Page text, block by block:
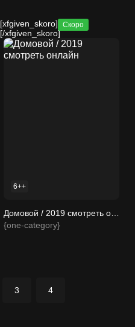
[xfgiven_skoro] Скоро
[/xfgiven_skoro]
6++
Домовой / 2019 смотреть онлайн
{one-category}
3 4